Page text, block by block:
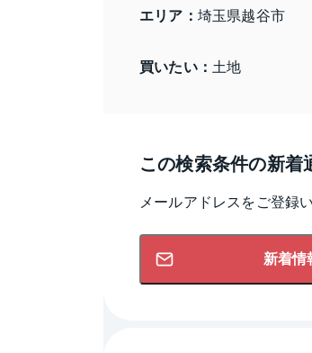
エリア： 埼玉県越谷市
買いたい： 土地
この検索条件の新着
メールアドレスをご登録
新着情